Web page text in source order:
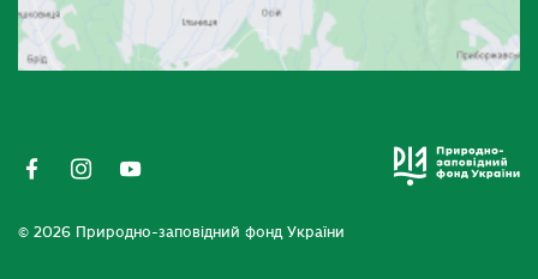
© 2026 Природно-заповідний фонд України